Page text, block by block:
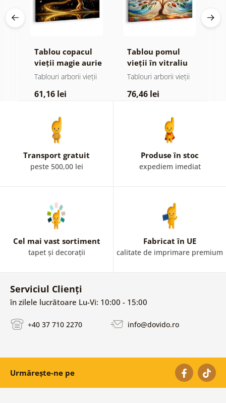
Tablou copacul
vieții magie aurie
Tablouri arborii vieții
61,16 lei
Tablou pomul
vieții în vitraliu
colorat
Tablouri arborii vieții
76,46 lei
Transport gratuit
peste 500,00 lei
Produse în stoc
expediem imediat
Cel mai vast sortiment
tapet și decorații
Fabricat în UE
calitate de imprimare premium
Serviciul Clienți
în zilele lucrătoare Lu-Vi: 10:00 - 15:00
+40 37 710 2270 info@dovido.ro
Urmărește-ne pe